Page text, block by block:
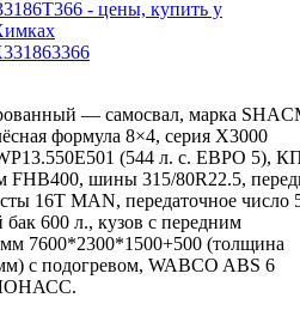
— самосвал, марка
формула 8×4, серия X3000
(544 л. с. ЕВРО 5),
FHB400, шины 315/80R22.5,
16T MAN, передаточное число
600 л., кузов с передним
7600*2300*1500+500 (толщина
с подогревом, WABCO ABS 6